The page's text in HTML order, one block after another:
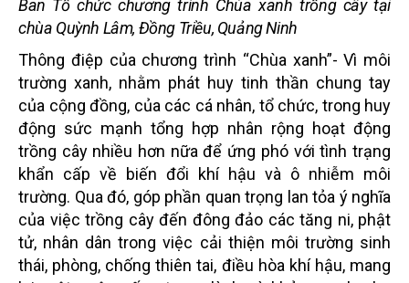
Ban Tổ chức chương trình Chùa xanh trồng cây tại
chùa Quỳnh Lâm, Đồng Triều, Quảng Ninh
Thông điệp của chương trình “Chùa xanh”- Vì môi
trường xanh, nhằm phát huy tinh thần chung tay
của cộng đồng, của các cá nhân, tổ chức, trong huy
động sức mạnh tổng hợp nhân rộng hoạt động
trồng cây nhiều hơn nữa để ứng phó với tình trạng
khẩn cấp về biến đổi khí hậu và ô nhiễm môi
trường. Qua đó, góp phần quan trọng lan tỏa ý nghĩa
của việc trồng câyđến đông đảo các tăng ni, phật
tử, nhân dân trong việc cải thiện môi trường sinh
thái, phòng, chống thiên tai, điều hòa khí hậu, mang